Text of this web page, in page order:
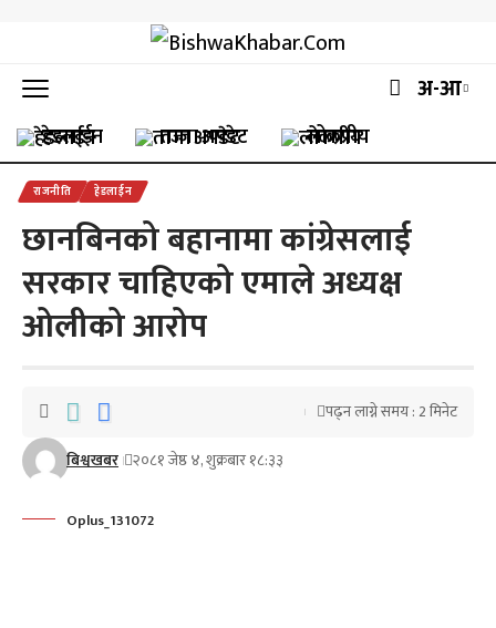
अ-आ
हेडलाईन ताजा अपडेट लोकप्रीय
राजनीति हेडलाईन
छानबिनको बहानामा कांग्रेसलाई
सरकार चाहिएको एमाले अध्यक्ष
ओलीको आरोप
बिश्वखबर २०८१ जेष्ठ ४, शुक्रबार १८:३३
पढ्न लाग्ने समय : 2 मिनेट
Oplus_131072